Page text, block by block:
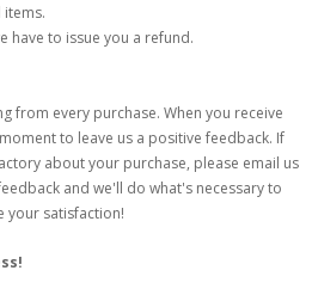
have to issue you a refund.
from every purchase. When you receive
to leave us a positive feedback. If
about your purchase, please email us
and we'll do what's necessary to
your satisfaction!